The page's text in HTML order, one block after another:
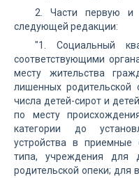
2. Части первую и
следующей редакции:
"1. Социальный
соответствующими
месту жительства
лишенных родительской
числа детей-сирот и
по месту
категории до
устройства в приемные
типа, учреждения для
родительской опеки;